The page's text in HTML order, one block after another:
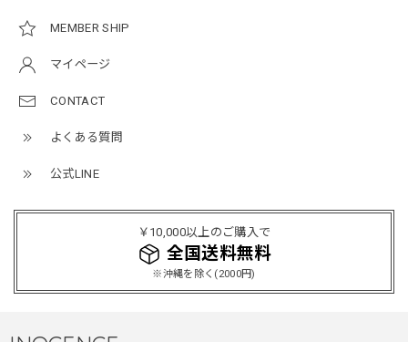
MEMBER SHIP
マイページ
CONTACT
よくある質問
公式LINE
￥10,000以上のご購入で
全国送料無料
※沖縄を除く(2000円)
てあまり他のお店で売ってないようなデザインだと思うので
買って良かったです！！ただ写真の通り袖の方が明らかに長
いです！当方160cm女性、Lサイズで袖はかなり余る感じで
す！